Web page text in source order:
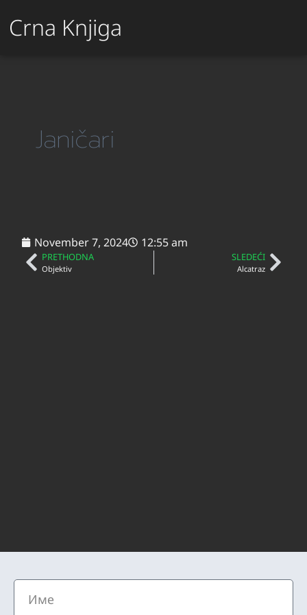
Crna Knjiga
Janičari
November 7, 2024 12:55 am
PRETHODNA
Objektiv
SLEDEĆI
Alcatraz